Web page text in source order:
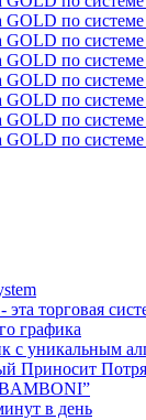
по
по
по
по
по
по
по
торговая
графика
с уникальным
Приносит
BAMBONI”
в день